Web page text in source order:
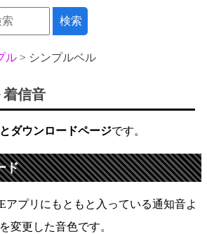
ル シンプルベル
着信音
ダウンロードページです。
ド
プリにもともと入っている通知音よ
変更した音色です。